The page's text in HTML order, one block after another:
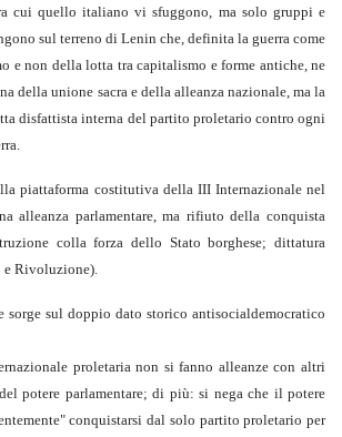
cui quello italiano vi sfuggono, ma solo gruppi e
sul terreno di Lenin che, definita la guerra come
e non della lotta tra capitalismo e forme antiche, ne
della unione sacra e della alleanza nazionale, ma la
disfattista interna del partito proletario contro ogni
piattaforma costitutiva della III Internazionale nel
alleanza parlamentare, ma rifiuto della conquista
colla forza dello Stato borghese; dittatura
e Rivoluzione).
sorge sul doppio dato storico antisocialdemocratico
proletaria non si fanno alleanze con altri
potere parlamentare; di più: si nega che il potere
conquistarsi dal solo partito proletario per